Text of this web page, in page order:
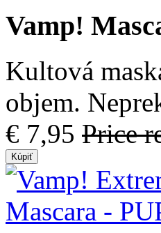
Vamp!
Kultová
objem.
€ 7,95 Price
Kúpiť